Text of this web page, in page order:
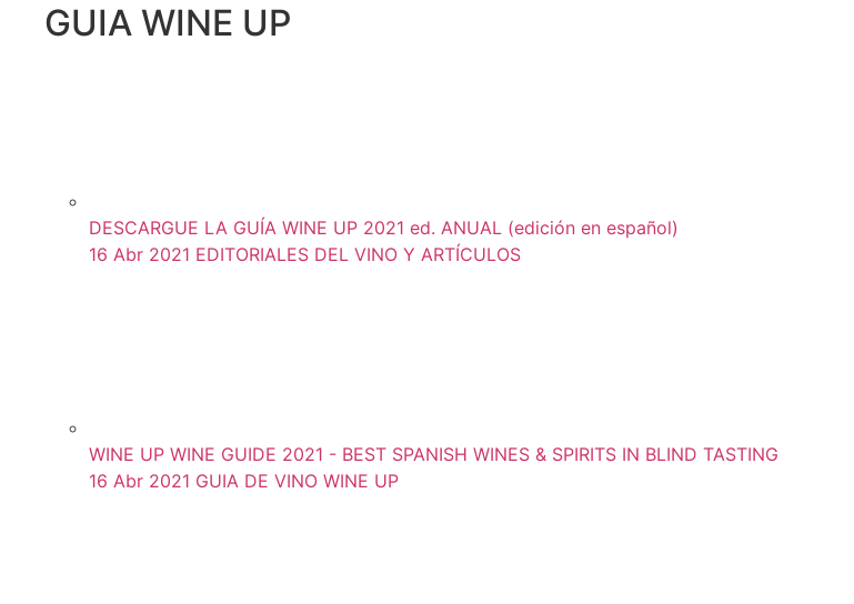
GUIA WINE UP
DESCARGUE LA GUÍA WINE UP 2021 ed. ANUAL (edición en español)
16 Abr 2021 EDITORIALES DEL VINO Y ARTÍCULOS
WINE UP WINE GUIDE 2021 - BEST SPANISH WINES & SPIRITS IN BLIND TASTING
16 Abr 2021 GUIA DE VINO WINE UP